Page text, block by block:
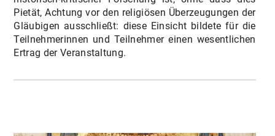
Pietät, Achtung vor den religiösen Überzeugungen der
Gläubigen ausschließt: diese Einsicht bildete für die
Teilnehmerinnen und Teilnehmer einen wesentlichen
Ertrag der Veranstaltung.